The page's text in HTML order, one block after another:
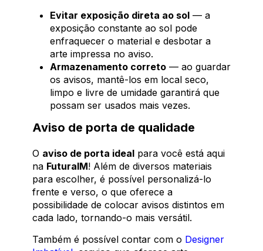
Evitar exposição direta ao sol — a
exposição constante ao sol pode
enfraquecer o material e desbotar a
arte impressa no aviso.
Armazenamento correto — ao guardar
os avisos, mantê-los em local seco,
limpo e livre de umidade garantirá que
possam ser usados mais vezes.
Aviso de porta de qualidade
O aviso de porta ideal para você está aqui
na FuturaIM! Além de diversos materiais
para escolher, é possível personalizá-lo
frente e verso, o que oferece a
possibilidade de colocar avisos distintos em
cada lado, tornando-o mais versátil.
Também é possível contar com o Designer